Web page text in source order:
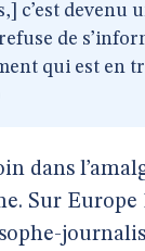
c’est devenu
de
qui est en
dans
Sur Europe